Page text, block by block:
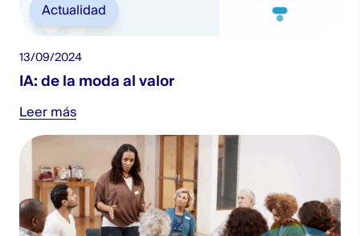
Actualidad
13/09/2024
IA: de la moda al valor
Leer más